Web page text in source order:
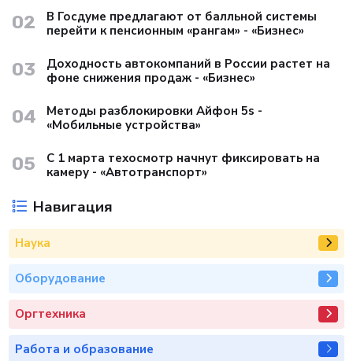
02
В Госдуме предлагают от балльной системы
перейти к пенсионным «рангам» - «Бизнес»
03
Доходность автокомпаний в России растет на
фоне снижения продаж - «Бизнес»
04
Методы разблокировки Айфон 5s -
«Мобильные устройства»
05
С 1 марта техосмотр начнут фиксировать на
камеру - «Автотранспорт»
Навигация
Наука
Оборудование
Оргтехника
Работа и образование